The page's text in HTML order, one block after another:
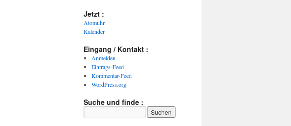
Jetzt :
Atomuhr
Kalender
Eingang / Kontakt :
Anmelden
Eintrags-Feed
Kommentar-Feed
WordPress.org
Suche und finde :